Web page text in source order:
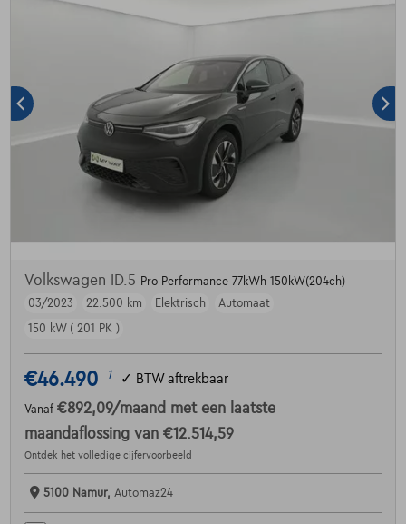
Volkswagen ID.5 Pro Performance 77kWh 150kW(204ch)
03/2023
22.500 km Elektrisch
Automaat
150 kW ( 201 PK )
€46.490 1 ✓ BTW aftrekbaar
Vanaf €892,09/maand met een laatste
maandaflossing van €12.514,59
Ontdek het volledige cijfervoorbeeld
5100 Namur, Automaz24